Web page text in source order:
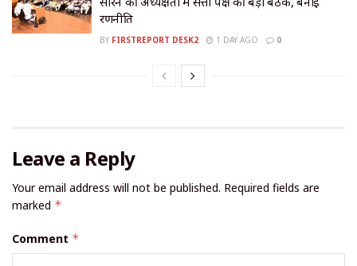
रणनीति
BY FIRSTREPORT DESK2 1 DAY AGO 0
Leave a Reply
Your email address will not be published. Required fields are
marked *
Comment *